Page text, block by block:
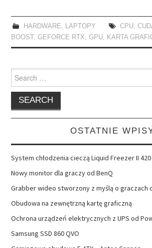
HARDWARE, LAPTOPY CPU,
BOOST ,GEFORCE RTX,GPU, KARTA
Search
for:
OSTATNIE
System chłodzenia cieczą Liquid Freezer II 420
Nowy monitor dla graczy od BenQ
Grabber wideo stworzony z myślą o graczach
Obudowa na zewnętrzną kartę graficzną
Ochrona urządzeń elektrycznych z UPS od
Samsung SSD 860 QVO